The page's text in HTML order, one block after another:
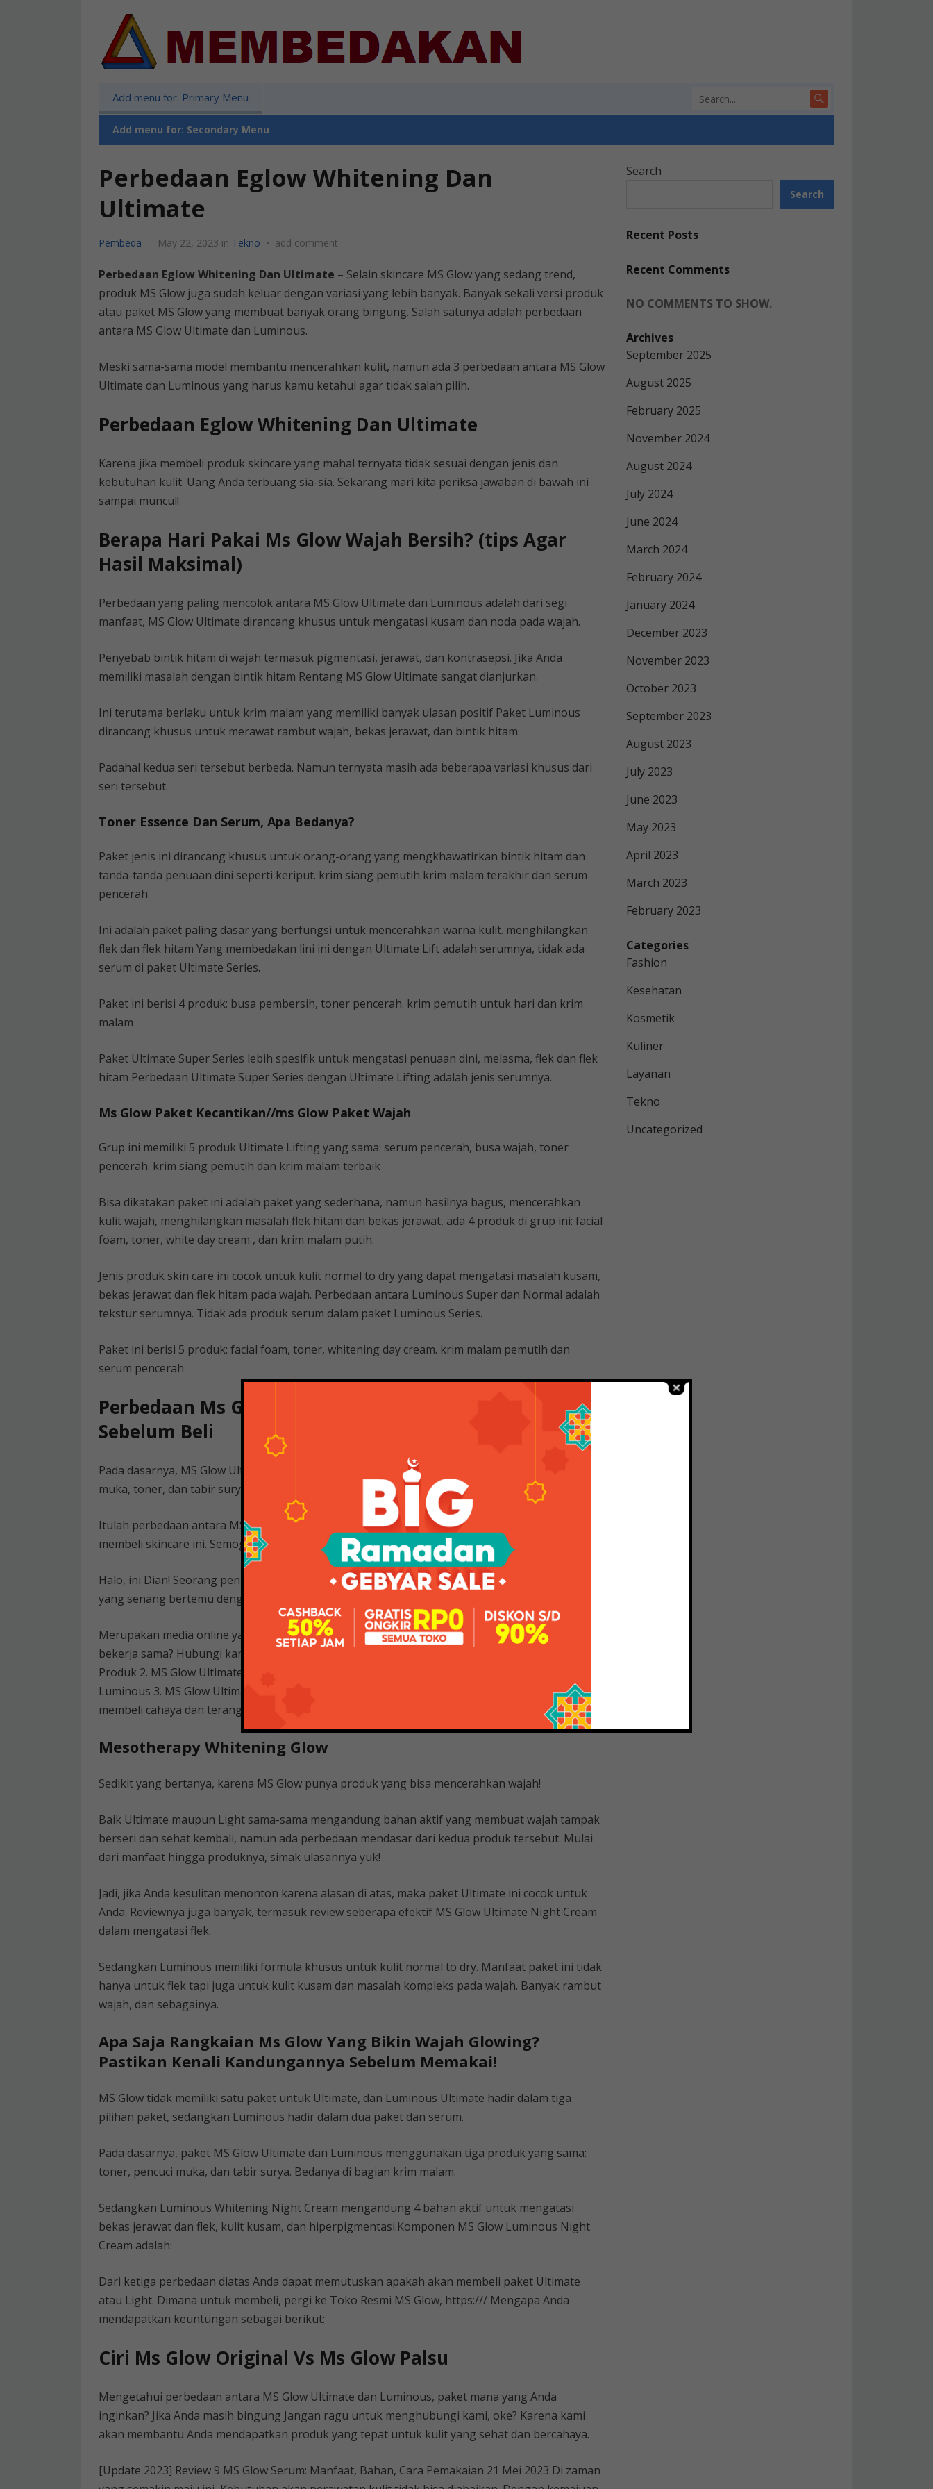
Add menu for: Primary Menu
Add menu for: Secondary Menu
Perbedaan Eglow Whitening Dan
Ultimate
Pembeda — May 22, 2023 in Tekno • add comment
Perbedaan Eglow Whitening Dan Ultimate – Selain skincare MS Glow yang sedang trend,
produk MS Glow juga sudah keluar dengan variasi yang lebih banyak. Banyak sekali versi produk
atau paket MS Glow yang membuat banyak orang bingung. Salah satunya adalah perbedaan
antara MS Glow Ultimate dan Luminous.
Meski sama-sama model membantu mencerahkan kulit, namun ada 3 perbedaan antara MS Glow
Ultimate dan Luminous yang harus kamu ketahui agar tidak salah pilih.
Perbedaan Eglow Whitening Dan Ultimate
Karena jika membeli produk skincare yang mahal ternyata tidak sesuai dengan jenis dan
kebutuhan kulit. Uang Anda terbuang sia-sia. Sekarang mari kita periksa jawaban di bawah ini
sampai muncul!
Berapa Hari Pakai Ms Glow Wajah Bersih? (tips Agar
Hasil Maksimal)
Perbedaan yang paling mencolok antara MS Glow Ultimate dan Luminous adalah dari segi
manfaat, MS Glow Ultimate dirancang khusus untuk mengatasi kusam dan noda pada wajah.
Penyebab bintik hitam di wajah termasuk pigmentasi, jerawat, dan kontrasepsi. Jika Anda
memiliki masalah dengan bintik hitam Rentang MS Glow Ultimate sangat dianjurkan.
Ini terutama berlaku untuk krim malam yang memiliki banyak ulasan positif Paket Luminous
dirancang khusus untuk merawat rambut wajah, bekas jerawat, dan bintik hitam.
Padahal kedua seri tersebut berbeda. Namun ternyata masih ada beberapa variasi khusus dari
seri tersebut.
Toner Essence Dan Serum, Apa Bedanya?
Paket jenis ini dirancang khusus untuk orang-orang yang mengkhawatirkan bintik hitam dan
tanda-tanda penuaan dini seperti keriput. krim siang pemutih krim malam terakhir dan serum
pencerah
Ini adalah paket paling dasar yang berfungsi untuk mencerahkan warna kulit. menghilangkan
flek dan flek hitam Yang membedakan lini ini dengan Ultimate Lift adalah serumnya, tidak ada
serum di paket Ultimate Series.
Paket ini berisi 4 produk: busa pembersih, toner pencerah. krim pemutih untuk hari dan krim
malam
Paket Ultimate Super Series lebih spesifik untuk mengatasi penuaan dini, melasma, flek dan flek
hitam Perbedaan Ultimate Super Series dengan Ultimate Lifting adalah jenis serumnya.
Ms Glow Paket Kecantikan//ms Glow Paket Wajah
Grup ini memiliki 5 produk Ultimate Lifting yang sama: serum pencerah, busa wajah, toner
pencerah. krim siang pemutih dan krim malam terbaik
Bisa dikatakan paket ini adalah paket yang sederhana, namun hasilnya bagus, mencerahkan
kulit wajah, menghilangkan masalah flek hitam dan bekas jerawat, ada 4 produk di grup ini: facial
foam, toner, white day cream , dan krim malam putih.
Jenis produk skin care ini cocok untuk kulit normal to dry yang dapat mengatasi masalah kusam,
bekas jerawat dan flek hitam pada wajah. Perbedaan antara Luminous Super dan Normal adalah
tekstur serumnya. Tidak ada produk serum dalam paket Luminous Series.
Paket ini berisi 5 produk: facial foam, toner, whitening day cream. krim malam pemutih dan
serum pencerah
Perbedaan Ms Glow Whitening Dan Luminous, Cek
Sebelum Beli
Pada dasarnya, MS Glow Ultimate dan Luminous menggunakan tiga produk yang sama: pencuci
muka, toner, dan tabir surya pemutih. Perbedaannya terletak pada krim malamnya.
Itulah perbedaan antara MS Glow Ultimate dan Luminous yang perlu kamu ketahui sebelum
membeli skincare ini. Semoga membantu Anda…
Halo, ini Dian! Seorang penulis yang tertarik dengan dunia kecantikan dan seorang introvert
yang senang bertemu dengan orang baru.
Merupakan media online yang berfokus pada kecantikan dan fashion wanita masa kini. Ingin
bekerja sama? Hubungi kami melalui halaman ini1. MS Glow Ultimate vs Luminous #1: Manfaat
Produk 2. MS Glow Ultimate vs Luminous #2: Pilihan Paket 1. MS Glow Ultimate 2. MS Glow
Luminous 3. MS Glow Ultimate vs Luminous #3: Bahan 4. MS Ultimate cari tahu di mana untuk
membeli cahaya dan terang?
Mesotherapy Whitening Glow
Sedikit yang bertanya, karena MS Glow punya produk yang bisa mencerahkan wajah!
Baik Ultimate maupun Light sama-sama mengandung bahan aktif yang membuat wajah tampak
berseri dan sehat kembali, namun ada perbedaan mendasar dari kedua produk tersebut. Mulai
dari manfaat hingga produknya, simak ulasannya yuk!
Jadi, jika Anda kesulitan menonton karena alasan di atas, maka paket Ultimate ini cocok untuk
Anda. Reviewnya juga banyak, termasuk review seberapa efektif MS Glow Ultimate Night Cream
dalam mengatasi flek.
Sedangkan Luminous memiliki formula khusus untuk kulit normal to dry. Manfaat paket ini tidak
hanya untuk flek tapi juga untuk kulit kusam dan masalah kompleks pada wajah. Banyak rambut
wajah, dan sebagainya.
Apa Saja Rangkaian Ms Glow Yang Bikin Wajah Glowing?
Pastikan Kenali Kandungannya Sebelum Memakai!
MS Glow tidak memiliki satu paket untuk Ultimate, dan Luminous Ultimate hadir dalam tiga
pilihan paket, sedangkan Luminous hadir dalam dua paket dan serum.
Pada dasarnya, paket MS Glow Ultimate dan Luminous menggunakan tiga produk yang sama:
toner, pencuci muka, dan tabir surya. Bedanya di bagian krim malam.
Sedangkan Luminous Whitening Night Cream mengandung 4 bahan aktif untuk mengatasi
bekas jerawat dan flek, kulit kusam, dan hiperpigmentasi.Komponen MS Glow Luminous Night
Cream adalah:
Dari ketiga perbedaan diatas Anda dapat memutuskan apakah akan membeli paket Ultimate
atau Light. Dimana untuk membeli, pergi ke Toko Resmi MS Glow, https:/// Mengapa Anda
mendapatkan keuntungan sebagai berikut:
Ciri Ms Glow Original Vs Ms Glow Palsu
Mengetahui perbedaan antara MS Glow Ultimate dan Luminous, paket mana yang Anda
inginkan? Jika Anda masih bingung Jangan ragu untuk menghubungi kami, oke? Karena kami
akan membantu Anda mendapatkan produk yang tepat untuk kulit yang sehat dan bercahaya.
[Update 2023] Review 9 MS Glow Serum: Manfaat, Bahan, Cara Pemakaian 21 Mei 2023 Di zaman
Search
Search
Recent Posts
Recent Comments
NO COMMENTS TO SHOW.
Archives
September 2025
August 2025
February 2025
November 2024
August 2024
July 2024
June 2024
March 2024
February 2024
January 2024
December 2023
November 2023
October 2023
September 2023
August 2023
July 2023
June 2023
May 2023
April 2023
March 2023
February 2023
Categories
Fashion
Kesehatan
Kosmetik
Kuliner
Layanan
Tekno
Uncategorized